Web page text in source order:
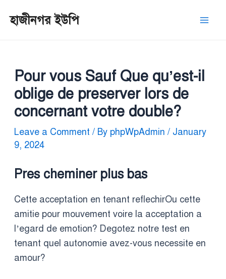
হাজীনগর ইউপি
Pour vous Sauf Que qu’est-il
oblige de preserver lors de
concernant votre double?
Leave a Comment / By phpWpAdmin / January
9, 2024
Pres cheminer plus bas
Cette acceptation en tenant reflechirOu cette
amitie pour mouvement voire la acceptation a
l’egard de emotion? Degotez notre test en
tenant quel autonomie avez-vous necessite en
amour?
navigation